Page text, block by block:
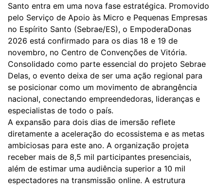
Santo entra em uma nova fase estratégica. Promovido
pelo Serviço de Apoio às Micro e Pequenas Empresas
no Espírito Santo (Sebrae/ES), o EmpoderaDonas
2026 está confirmado para os dias 18 e 19 de
novembro, no Centro de Convenções de Vitória.
Consolidado como parte essencial do projeto Sebrae
Delas, o evento deixa de ser uma ação regional para
se posicionar como um movimento de abrangência
nacional, conectando empreendedoras, lideranças e
especialistas de todo o país.
A expansão para dois dias de imersão reflete
diretamente a aceleração do ecossistema e as metas
ambiciosas para este ano. A organização projeta
receber mais de 8,5 mil participantes presenciais,
além de estimar uma audiência superior a 10 mil
espectadores na transmissão online. A estrutura